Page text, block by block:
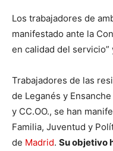
Los trabajadores de
manifestado ante la
en calidad del
Trabajadores de las
de Leganés y
y CC.OO., se han
Familia, Juventud y
de Madrid. Su objetivo